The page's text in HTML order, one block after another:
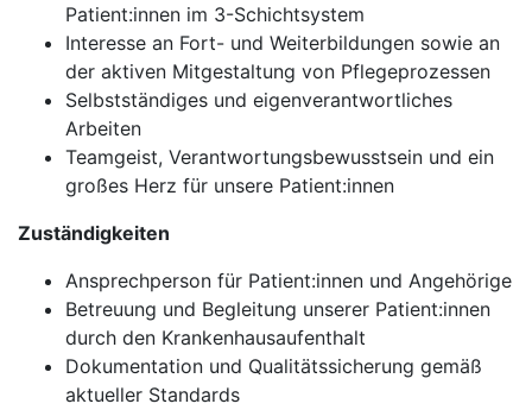
Patient:innen im 3-Schichtsystem
Interesse an Fort- und Weiterbildungen sowie an
der aktiven Mitgestaltung von Pflegeprozessen
Selbstständiges und eigenverantwortliches
Arbeiten
Teamgeist, Verantwortungsbewusstsein und ein
großes Herz für unsere Patient:innen
Zuständigkeiten
Ansprechperson für Patient:innen und Angehörige
Betreuung und Begleitung unserer Patient:innen
durch den Krankenhausaufenthalt
Dokumentation und Qualitätssicherung gemäß
aktueller Standards